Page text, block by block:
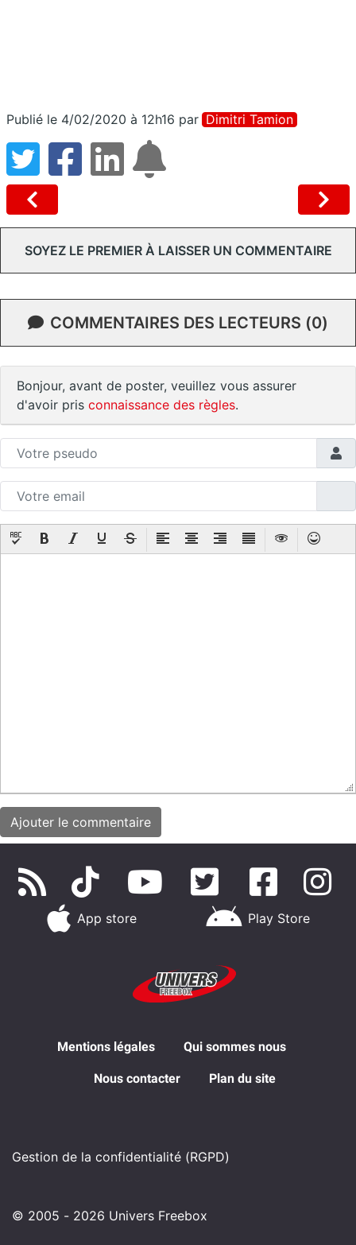
Publié le 4/02/2020 à 12h16 par Dimitri Tamion
SOYEZ LE PREMIER À LAISSER UN COMMENTAIRE
COMMENTAIRES DES LECTEURS (0)
Bonjour, avant de poster, veuillez vous assurer
d'avoir pris connaissance des règles.
App store Play Store
Mentions légales Qui sommes nous
Nous contacter Plan du site
Gestion de la confidentialité (RGPD)
© 2005 - 2026 Univers Freebox